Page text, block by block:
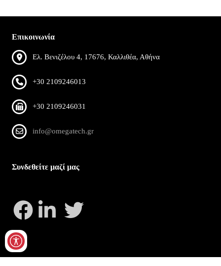
Επικοινωνία
Ελ. Βενιζέλου 4, 17676, Καλλιθέα, Αθήνα
+30 2109246013
+30 2109246031
info@omegatech.gr
Συνδεθείτε μαζί μας